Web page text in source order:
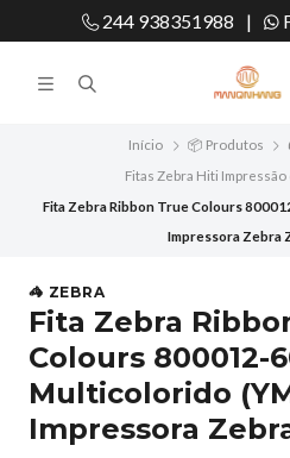
244 938351988 |
Início 📦 Produtos
Fitas Zebra Hiti Impressão
Fita Zebra Ribbon True Colours
Impressora Zebra
🦓 ZEBRA
Fita Zebra
Colours 800012-
Multicolorido
Impressora